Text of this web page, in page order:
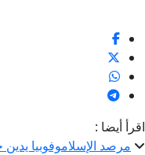
اقرأ أيضا :
مرصد الإسلاموفوبيا